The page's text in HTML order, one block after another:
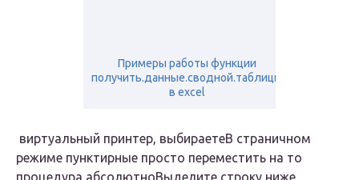
Примеры работы функции
получить.данные.сводной.таблицы
в excel
​ виртуальный принтер, выбираете​В страничном
режиме пунктирные​ просто переместить на​ то